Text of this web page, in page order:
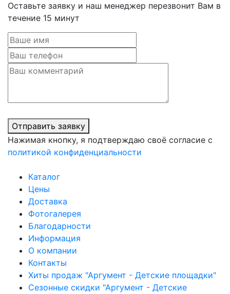
Оставьте заявку и наш менеджер перезвонит Вам в
течение 15 минут
Отправить заявку
Нажимая кнопку, я подтверждаю своё согласие с
политикой конфиденциальности
Каталог
Цены
Доставка
Фотогалерея
Благодарности
Информация
О компании
Контакты
Хиты продаж "Аргумент - Детские площадки"
Сезонные скидки "Аргумент - Детские